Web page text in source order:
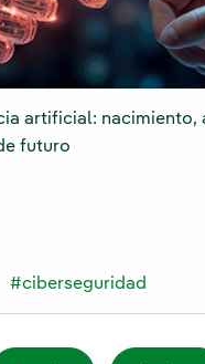
artificial: nacimiento,
futuro
#ciberseguridad